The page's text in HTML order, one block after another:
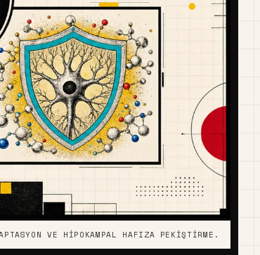
VE HIPOKAMPAL HAFIZA PEKIŞTIRME.